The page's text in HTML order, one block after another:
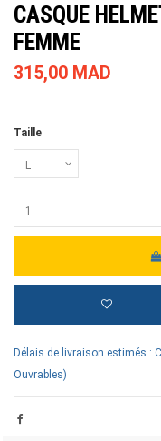
CASQUE
FEMME
315,00 MAD
Taille
Délais de livraison estimés :
Ouvrables)